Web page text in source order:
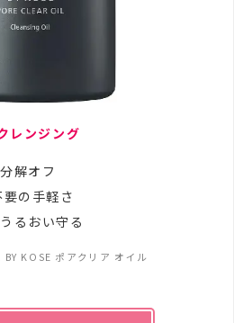
レンジング
解オフ
の手軽さ
るおい守る
BY KOSE ポアクリア オイル